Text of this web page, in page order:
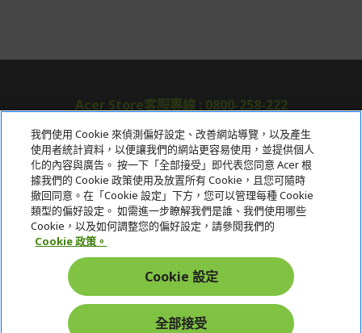
Acer Store客服專線 : 0800-258-222
關於宏碁
服務
宏碁網路商城
在社群上追蹤 Acer
我們使用 Cookie 來偵測偏好設定、改善網站導覽，以及產生
使用者統計資料，以便讓我們的網站更容易使用，並提供個人
化的內容與廣告。 按一下「全部接受」即代表您同意 Acer 根
據我們的 Cookie 政策使用及放置所有 Cookie，且您可隨時
撤回同意。在「Cookie 設定」下方，您可以管理每種 Cookie
類型的偏好設定。 如需進一步瞭解我們是誰、我們使用哪些
Cookie，以及如何調整您的偏好設定，請參閱我們的
Cookie 政策。
Cookie 設定
全部接受